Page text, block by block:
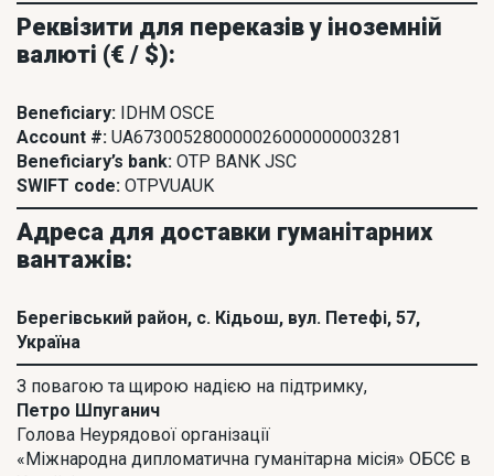
Реквізити для переказів у іноземній
валюті (€ / $):
Beneficiary: IDHM OSCE
Account #: UA673005280000026000000003281
Beneficiary’s bank: OTP BANK JSC
SWIFT code: OTPVUAUK
Адреса для доставки гуманітарних
вантажів:
Берегівський район, с. Кідьош, вул. Петефі, 57,
Україна
З повагою та щирою надією на підтримку,
Петро Шпуганич
Голова Неурядової організації
«Міжнародна дипломатична гуманітарна місія» ОБСЄ в